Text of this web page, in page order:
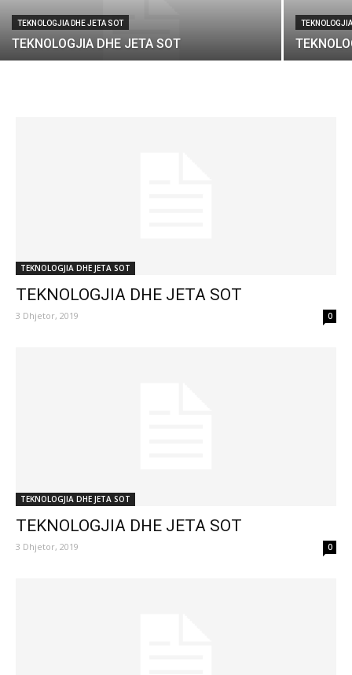
TEKNOLOGJIA DHE JETA SOT
TEKNOLOGJIA DHE JETA SOT
TEKNOLOGJIA DHE JETA SOT
TEKNOLOGJIA DHE JETA SOT
3 Dhjetor, 2019 0
TEKNOLOGJIA DHE JETA SOT
TEKNOLOGJIA DHE JETA SOT
3 Dhjetor, 2019 0